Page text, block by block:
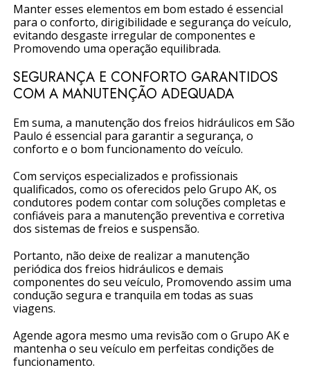
Manter esses elementos em bom estado é essencial
para o conforto, dirigibilidade e segurança do veículo,
evitando desgaste irregular de componentes e
Promovendo uma operação equilibrada.
SEGURANÇA E CONFORTO GARANTIDOS
COM A MANUTENÇÃO ADEQUADA
Em suma, a manutenção dos freios hidráulicos em São
Paulo é essencial para garantir a segurança, o
conforto e o bom funcionamento do veículo.
Com serviços especializados e profissionais
qualificados, como os oferecidos pelo Grupo AK, os
condutores podem contar com soluções completas e
confiáveis para a manutenção preventiva e corretiva
dos sistemas de freios e suspensão.
Portanto, não deixe de realizar a manutenção
periódica dos freios hidráulicos e demais
componentes do seu veículo, Promovendo assim uma
condução segura e tranquila em todas as suas
viagens.
Agende agora mesmo uma revisão com o Grupo AK e
mantenha o seu veículo em perfeitas condições de
funcionamento.